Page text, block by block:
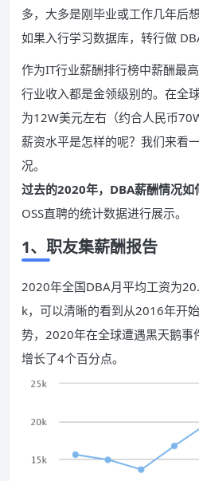
多，大多是刚毕业或工作几年后
如果入行学习数据库，转行做
作为IT行业薪酬排行榜中薪酬最
行业收入都是金领级别的。在全
为12W美元左右（约合人民币
薪资水平是怎样的呢？我们来看
况。
过去的2020年，DBA薪酬情况如
OSS直聘的统计数据进行展示。
1、职友集薪酬报告
2020年全国DBA月平均工资为
k，可以清晰的看到从2016年开
势，2020年在全球遭遇黑天鹅
增长了4个百分点。